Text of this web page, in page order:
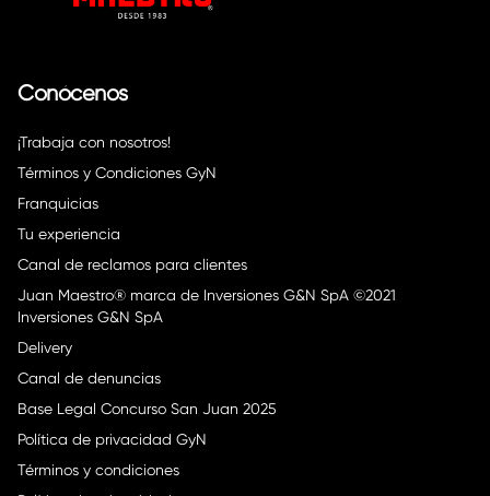
Conócenos
¡Trabaja con nosotros!
Términos y Condiciones GyN
Franquicias
Tu experiencia
Canal de reclamos para clientes
Juan Maestro® marca de Inversiones G&N SpA ©2021
Inversiones G&N SpA
Delivery
Canal de denuncias
Base Legal Concurso San Juan 2025
Política de privacidad GyN
Términos y condiciones